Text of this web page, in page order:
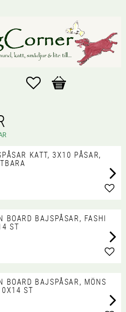
Favoriter
Kundvagn
KATT, 3X10 PÅSAR,
BOARD BAJSPÅSAR, FASHI
ST
BOARD BAJSPÅSAR, MÖNS
ST